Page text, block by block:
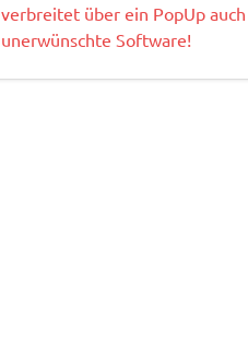
verbreitet über ein PopUp auch
unerwünschte Software!